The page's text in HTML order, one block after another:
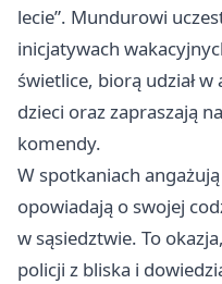
lecie”. Mundurowi
inicjatywach
świetlice, biorą udział
dzieci oraz zapraszają
komendy.
W spotkaniach
opowiadają o swojej
w sąsiedztwie. To
policji z bliska i